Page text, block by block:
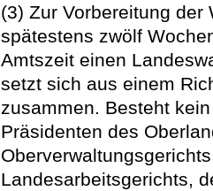
(3) Zur Vorbereitung
spätestens zwölf
Amtszeit einen
setzt sich aus einem
zusammen. Besteht
Präsidenten des
Landesarbeitsgerichts,